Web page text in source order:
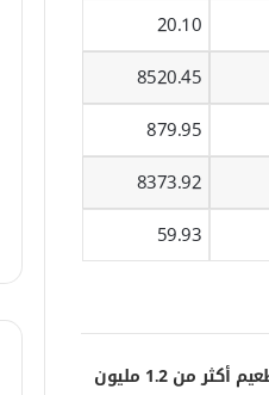
20.10
8520.45
879.95
8373.92
59.93
تطعيم أكثر من 1.2 مليون